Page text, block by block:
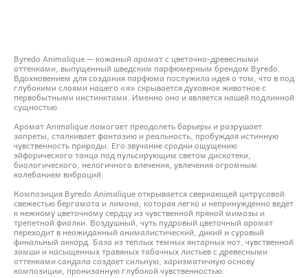
Byredo Animalique — кожаный аромат с цветочно-древесными
оттенками, выпущенный шведским парфюмерным брендом Byredo.
Вдохновением для создания парфюма послужила идея о том, что в под
глубокими слоями нашего «я» скрывается духовное животное с
первобытными инстинктами. Именно оно и является нашей подлинной
сущностью.
Аромат Animalique помогает преодолеть барьеры и разрушает
запреты, сталкивает фантазию и реальность, пробуждая истинную
чувственность природы. Его звучание сродни ощущению
эйфорического танца под пульсирующим светом дискотеки,
биологического, нелогичного влечения, увлечения огромным
колебанием вибраций.
Композиция Byredo Animalique открывается сверкающей цитрусовой
свежестью бергамота и лимона, которая легко и непринужденно ведет
к нежному цветочному сердцу из чувственной пряной мимозы и
трепетной фиалки. Воздушный, чуть пудровый цветочный аромат
переходит в неожиданный анималистический, дикий и суровый
финальный аккорд. База из теплых темных янтарных нот, чувственной
замши и насыщенных травяных табачных листьев с древесными
оттенками сандала создает сильную, харизматичную основу
композиции, пронизанную глубокой чувственностью.